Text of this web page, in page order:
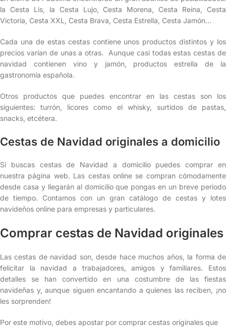
la Cesta Lis, la Cesta Lujo, Cesta Morena, Cesta Reina, Cesta
Victoria, Cesta XXL, Cesta Brava, Cesta Estrella, Cesta Jamón…
Cada una de estas cestas contiene unos productos distintos y los
precios varían de unas a otras. Aunque casi todas estas cestas de
navidad contienen vino y jamón, productos estrella de la
gastronomía española.
Otros productos que puedes encontrar en las cestas son los
siguientes: turrón, licores como el whisky, surtidos de pastas,
snacks, etcétera.
Cestas de Navidad originales a domicilio
Si buscas cestas de Navidad a domicilio puedes comprar en
nuestra página web. Las cestas online se compran cómodamente
desde casa y llegarán al domicilio que pongas en un breve periodo
de tiempo. Contamos con un gran catálogo de cestas y lotes
navideños online para empresas y particulares.
Comprar cestas de Navidad originales
Las cestas de navidad son, desde hace muchos años, la forma de
felicitar la navidad a trabajadores, amigos y familiares. Estos
detalles se han convertido en una costumbre de las fiestas
navideñas y, aunque siguen encantando a quienes las reciben, ¡no
les sorprenden!
Por este motivo, debes apostar por comprar cestas originales que